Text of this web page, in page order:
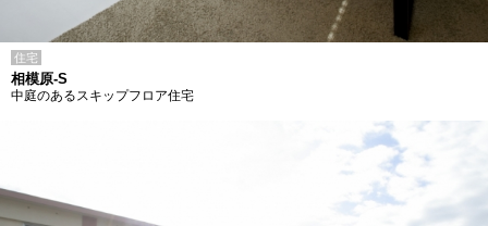
住宅
相模原-S
中庭のあるスキップフロア住宅